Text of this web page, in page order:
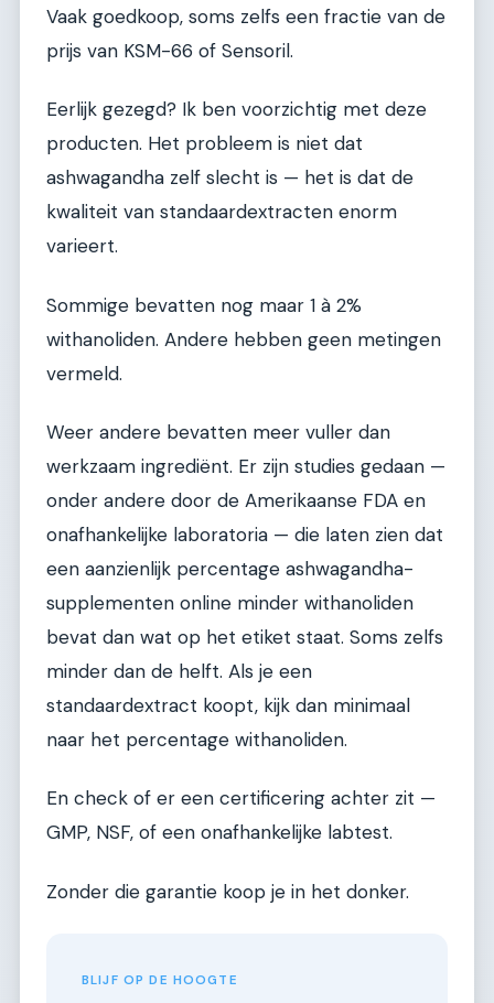
Vaak goedkoop, soms zelfs een fractie van de
prijs van KSM-66 of Sensoril.
Eerlijk gezegd? Ik ben voorzichtig met deze
producten. Het probleem is niet dat
ashwagandha zelf slecht is — het is dat de
kwaliteit van standaardextracten enorm
varieert.
Sommige bevatten nog maar 1 à 2%
withanoliden. Andere hebben geen metingen
vermeld.
Weer andere bevatten meer vuller dan
werkzaam ingrediënt. Er zijn studies gedaan —
onder andere door de Amerikaanse FDA en
onafhankelijke laboratoria — die laten zien dat
een aanzienlijk percentage ashwagandha-
supplementen online minder withanoliden
bevat dan wat op het etiket staat. Soms zelfs
minder dan de helft. Als je een
standaardextract koopt, kijk dan minimaal
naar het percentage withanoliden.
En check of er een certificering achter zit —
GMP, NSF, of een onafhankelijke labtest.
Zonder die garantie koop je in het donker.
BLIJF OP DE HOOGTE